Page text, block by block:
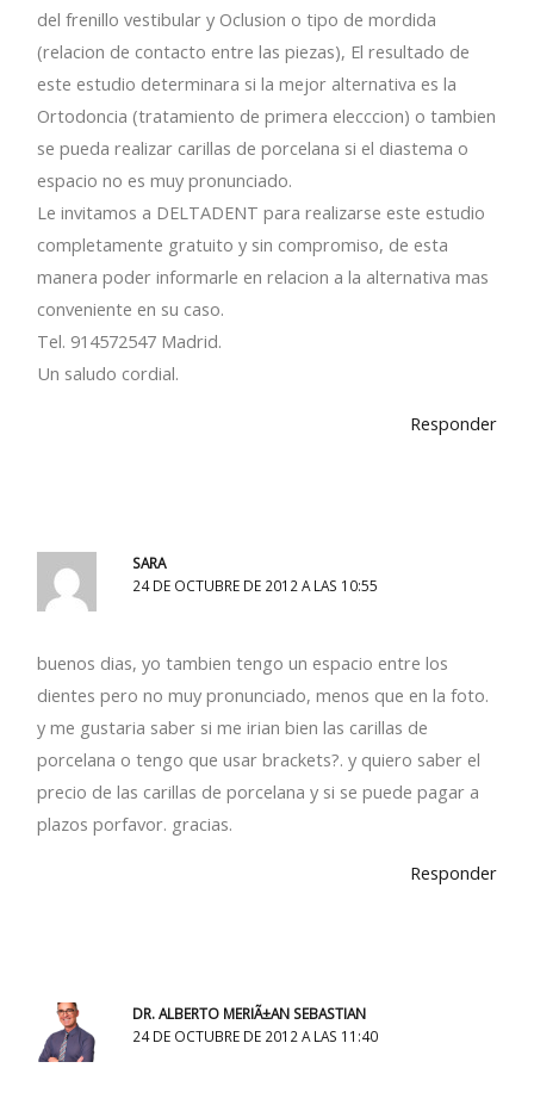
del frenillo vestibular y Oclusion o tipo de mordida
(relacion de contacto entre las piezas), El resultado de
este estudio determinara si la mejor alternativa es la
Ortodoncia (tratamiento de primera elecccion) o tambien
se pueda realizar carillas de porcelana si el diastema o
espacio no es muy pronunciado.
Le invitamos a DELTADENT para realizarse este estudio
completamente gratuito y sin compromiso, de esta
manera poder informarle en relacion a la alternativa mas
conveniente en su caso.
Tel. 914572547 Madrid.
Un saludo cordial.
Responder
SARA
24 DE OCTUBRE DE 2012 A LAS 10:55
buenos dias, yo tambien tengo un espacio entre los
dientes pero no muy pronunciado, menos que en la foto.
y me gustaria saber si me irian bien las carillas de
porcelana o tengo que usar brackets?. y quiero saber el
precio de las carillas de porcelana y si se puede pagar a
plazos porfavor. gracias.
Responder
DR. ALBERTO MERIÃ±AN SEBASTIAN
24 DE OCTUBRE DE 2012 A LAS 11:40